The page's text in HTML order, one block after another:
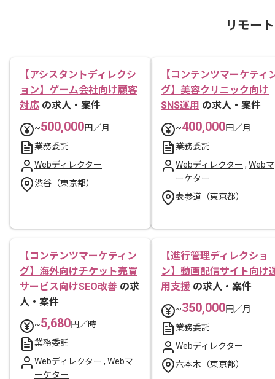
リモー
【アシスタントディレクシ
ョン】ゲーム会社向け顧客
対応 の求人・案件
~500,000円／月
業務委託
Webディレクター
渋谷（東京都）
【コンテンツマーケティ
グ】美容クリニック向け
SNS運用 の求人・案件
~400,000円／月
業務委託
Webディレクター , Webマ
ーケター
表参道（東京都）
【コンテンツマーケティン
グ】海外向けチケット売買
サービス向けSEO改善 の求
人・案件
~5,680円／時
業務委託
Webディレクター , Webマ
ーケター
【進行管理ディレクショ
ン】動画配信サイト向け
用支援 の求人・案件
~350,000円／月
業務委託
Webディレクター
六本木（東京都）